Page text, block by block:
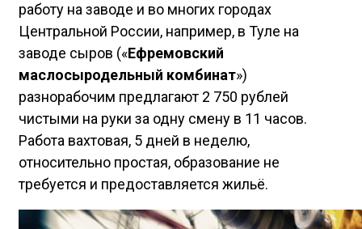
работу на заводе и во многих городах
Центральной России, например, в Туле на
заводе сыров («Ефремовский
маслосыродельный комбинат»)
разнорабочим предлагают 2 750 рублей
чистыми на руки за одну смену в 11 часов.
Работа вахтовая, 5 дней в неделю,
относительно простая, образование не
требуется и предоставляется жильё.